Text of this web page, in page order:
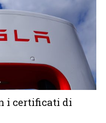
i certificati di